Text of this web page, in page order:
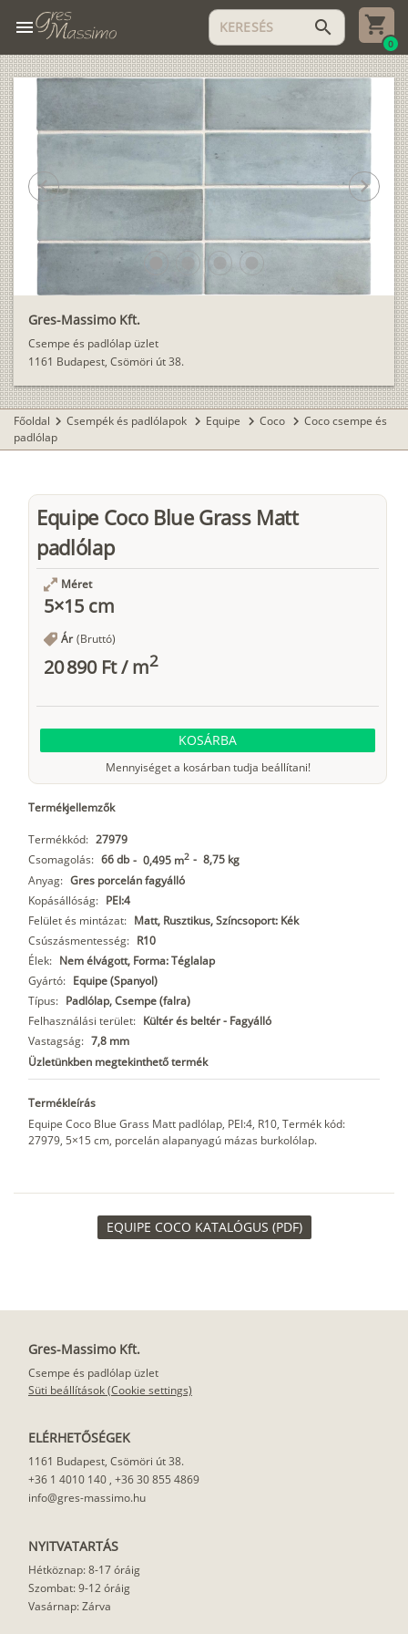
menu search
0
Gres-Massimo Kft.
Csempe és padlólap üzlet
1161 Budapest, Csömöri út 38.
lens lens
chevron_left chevron_right
Főoldal chevron_right Csempék és padlólapok chevron_right Equipe chevron_right Coco chevron_right Coco csempe és
padlólap
Equipe Coco Blue Grass Matt
padlólap
Méret
5×15 cm
Ár (Bruttó)
20 890 Ft/m2
KOSÁRBA
Mennyiséget a kosárban tudja beállítani!
Termékjellemzők
Termékkód: 27979
Csomagolás: 66 db - 0,495 m2 - 8,75 kg
Anyag: Gres porcelán fagyálló
Kopásállóság: PEI:4
Felület és mintázat: Matt, Rusztikus, Színcsoport: Kék
Csúszásmentesség: R10
Élek: Nem élvágott, Forma: Téglalap
Gyártó: Equipe (Spanyol)
Típus: Padlólap, Csempe (falra)
Felhasználási terület: Kültér és beltér - Fagyálló
Vastagság: 7,8 mm
Üzletünkben megtekinthető termék
Termékleírás
Equipe Coco Blue Grass Matt padlólap, PEI:4, R10, Termék kód:
27979, 5×15 cm, porcelán alapanyagú mázas burkolólap.
EQUIPE COCO KATALÓGUS (PDF)
Gres-Massimo Kft.
Csempe és padlólap üzlet
Süti beállítások (Cookie settings)
ELÉRHETŐSÉGEK
1161 Budapest, Csömöri út 38.
+36 1 4010 140 , +36 30 855 4869
info@gres-massimo.hu
NYITVATARTÁS
Hétköznap: 8-17 óráig
Szombat: 9-12 óráig
Vasárnap: Zárva